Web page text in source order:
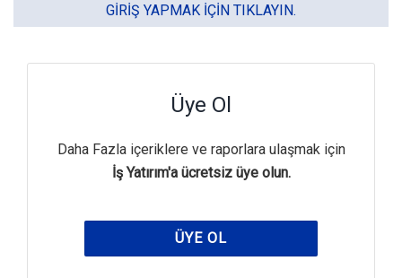
GIRIŞ YAPMAK IÇIN TIKLAYIN.
Üye Ol
Daha Fazla içeriklere ve raporlara ulaşmak için
İş Yatırım'a ücretsiz üye olun.
ÜYE OL